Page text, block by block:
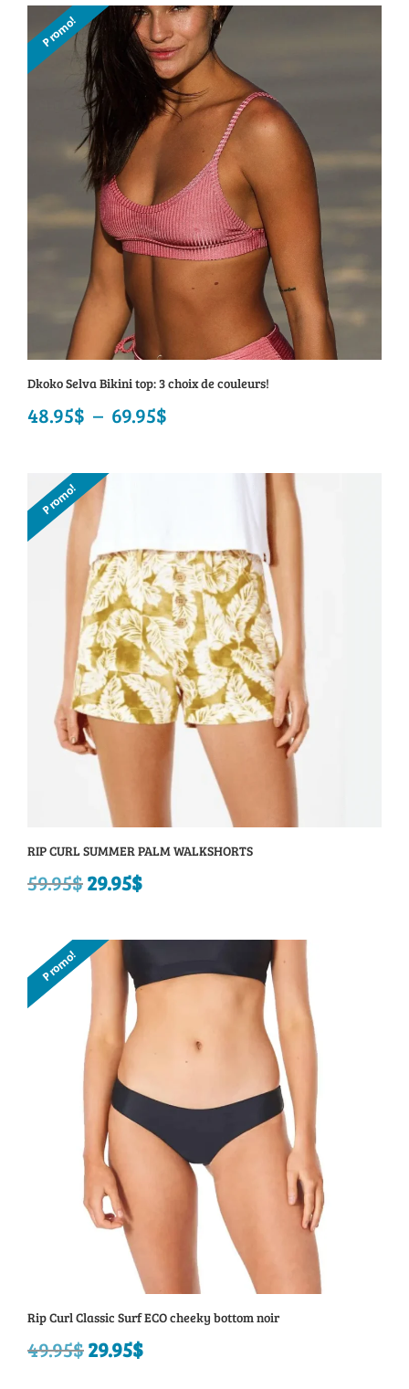
prix :
51.95$
à
87.95$
Promo!
Dkoko Selva Bikini top: 3 choix de couleurs!
48.95$ – 69.95$
à
69.95$
Promo!
RIP CURL SUMMER PALM WALKSHORTS
59.95$Le
initial
était :
59.95$.
29.95$
actuel
est :
Promo!
Rip Curl Classic Surf ECO cheeky bottom noir
49.95$Le
29.95$